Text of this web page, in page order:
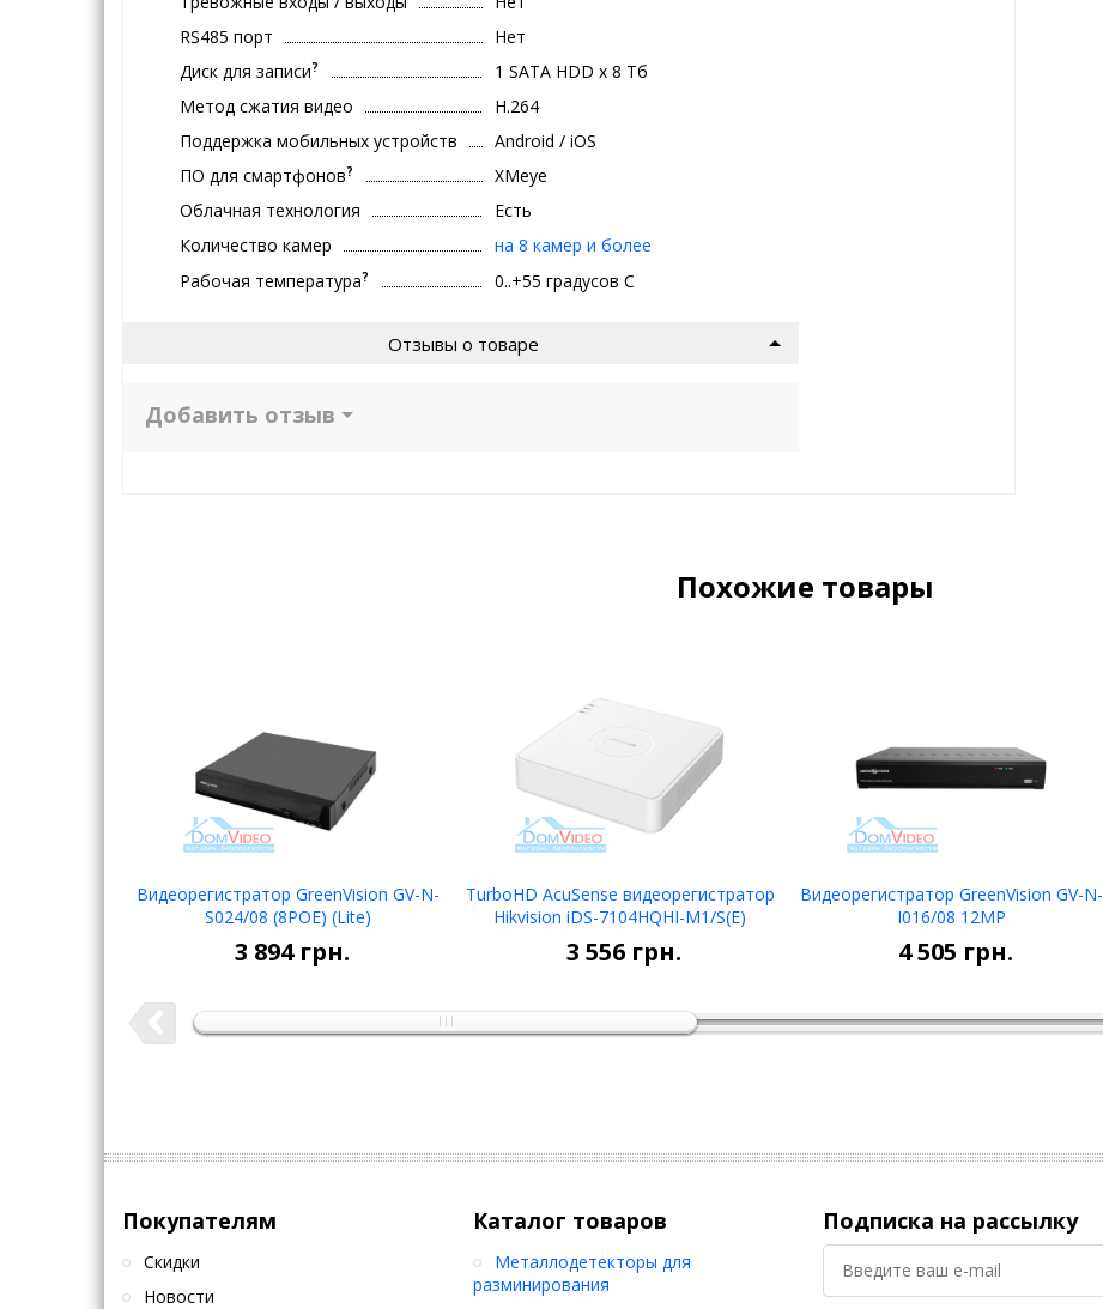
RS485 порт
Нет
Диск для записи?
1 SATA HDD x 8 Тб
Метод сжатия видео
H.264
Поддержка мобильных устройств
Android / iOS
ПО для смартфонов?
XMeye
Облачная технология
Есть
Количество камер
на 8 камер и более
Рабочая температура? 0..+55 градуcов С
Отзывы о товаре
Добавить отзыв
Похожие товары
Видеорегистратор GreenVision GV-N-
S024/08 (8POE) (Lite)
3 894грн.
В корзину
TurboHD AcuSense видеорегистратор
Hikvision iDS-7104HQHI-M1/S(E)
3 556грн.
В корзину
Видеорегистратор GreenVision GV-N-
I016/08 12MP
4 505 грн.
В корзину
Покупателям
Скидки
Новости
Каталог товаров
Металлодетекторы для
разминирования
Подписка на рассылку